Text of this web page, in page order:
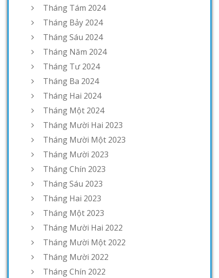
Tháng Tám 2024
Tháng Bảy 2024
Tháng Sáu 2024
Tháng Năm 2024
Tháng Tư 2024
Tháng Ba 2024
Tháng Hai 2024
Tháng Một 2024
Tháng Mười Hai 2023
Tháng Mười Một 2023
Tháng Mười 2023
Tháng Chín 2023
Tháng Sáu 2023
Tháng Hai 2023
Tháng Một 2023
Tháng Mười Hai 2022
Tháng Mười Một 2022
Tháng Mười 2022
Tháng Chín 2022